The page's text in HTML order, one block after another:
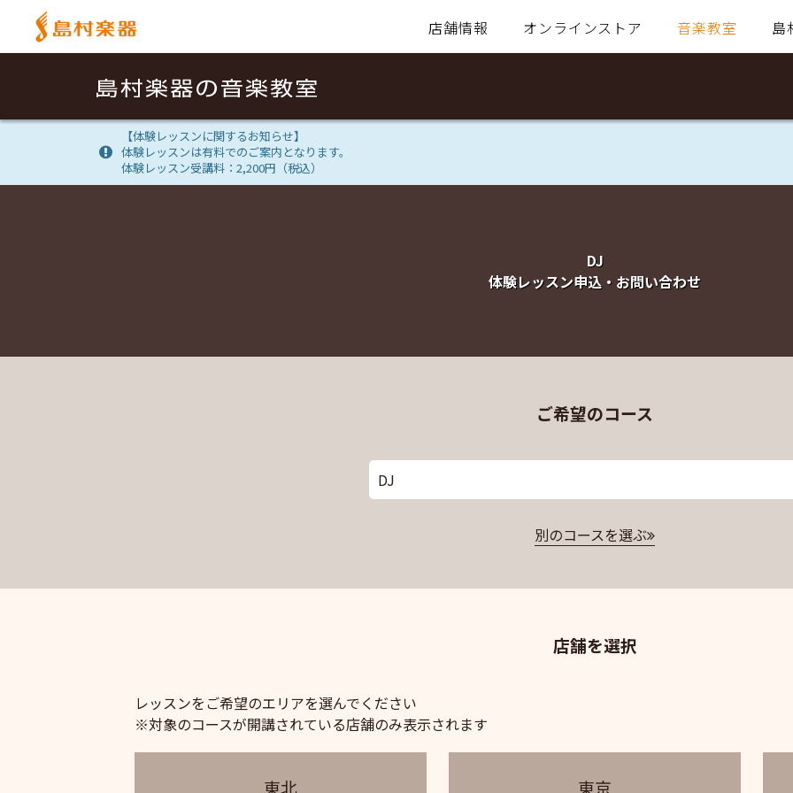
店舗情報 オンラインストア 音楽教室 島
【体験レッスンに関するお知らせ】
体験レッスンは有料でのご案内となります。
体験レッスン受講料：2,200円（税込）
DJ
体験レッスン申込・お問い合わせ
ご希望のコース
DJ
別のコースを選ぶ
店舗を選択
レッスンをご希望のエリアを選んでください
※対象のコースが開講されている店舗のみ表示されます
東北 東京